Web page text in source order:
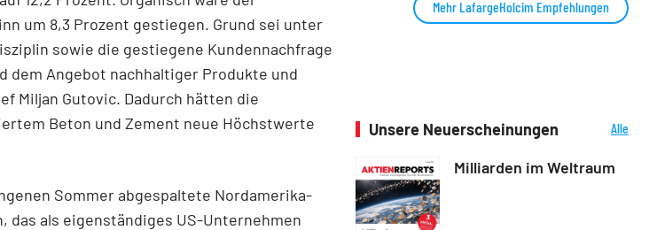
um 8,3 Prozent gestiegen. Grund sei unter
sowie die gestiegene Kundennachfrage
dem Angebot nachhaltiger Produkte und
Miljan Gutovic. Dadurch hätten die
Beton und Zement neue Höchstwerte
Sommer abgespaltete Nordamerika-
das als eigenständiges US-Unternehmen
Mehr LafargeHolcim Empfehlungen
Unsere Neuerscheinungen
Alle
Milliarden im Weltraum